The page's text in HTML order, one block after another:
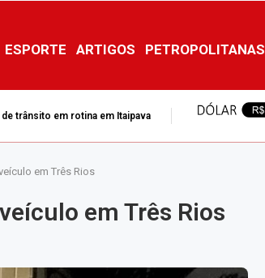
ESPORTE ARTIGOS PETROPOLITANAS
trânsito em rotina em Itaipava
referente à tragédia de...
em Três Rios
em Três Rios